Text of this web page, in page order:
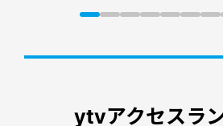
ytvアクセスラ